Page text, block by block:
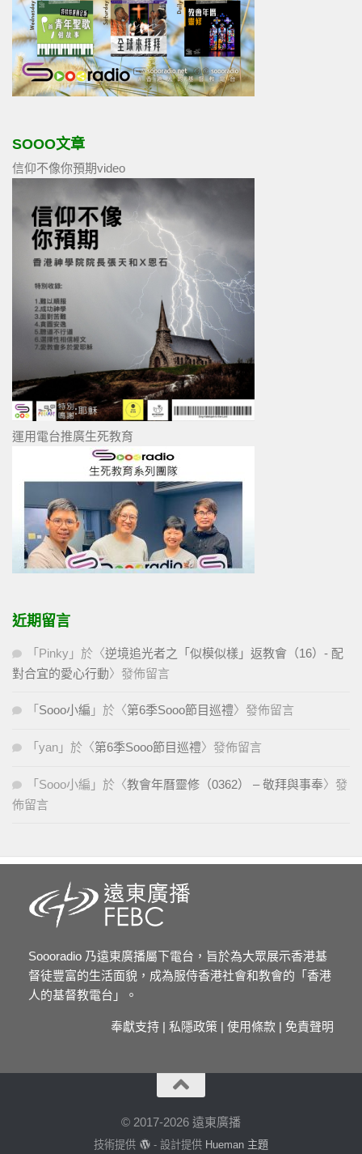
SOOO文章
信仰不像你預期video
運用電台推廣生死教育
近期留言
「 Pinky 」於〈逆境追光者之「似模似樣」返教會（16）- 配
對合宜的愛心行動〉發佈留言
「 Sooo小編 」於〈第6季Sooo節目巡禮〉發佈留言
「 yan 」於〈第6季Sooo節目巡禮〉發佈留言
「 Sooo小編 」於〈教會年曆靈修（0362） – 敬拜與事奉〉發
佈留言
Soooradio 乃遠東廣播屬下電台，旨於為大眾展示香港基
督徒豐富的生活面貌，成為服侍香港社會和教會的「香港
人的基督教電台」。
奉獻支持 | 私隱政策 | 使用條款 | 免責聲明
© 2017-2026 遠東廣播
技術提供 - 設計提供 Hueman 主題